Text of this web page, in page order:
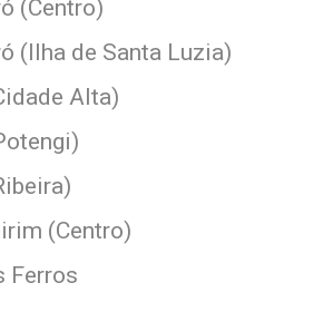
(Centro)
(Ilha de Santa Luzia)
Alta)
(Centro)
Ferros